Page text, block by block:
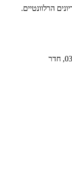
הרלוונטיים.
מרכזת הוועדה: גב' נעמי טל, טל 03-6407320, חדר